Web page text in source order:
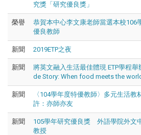
究獎「研究優良獎」
榮譽
恭賀本中心李文康老師當選本校106
優良教師
新聞 2019ETP之夜
新聞
將英文融入生活最佳體現 ETP學程
de Story: When food meets the
新聞
〈104學年度特優教師〉多元生活教
許：亦師亦友
新聞
105學年研究優良獎 外語學院外文
教授